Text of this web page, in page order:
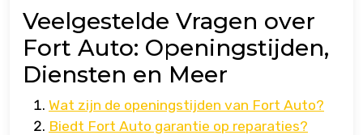
Veelgestelde Vragen over
Fort Auto: Openingstijden,
Diensten en Meer
Wat zijn de openingstijden van Fort Auto?
Biedt Fort Auto garantie op reparaties?